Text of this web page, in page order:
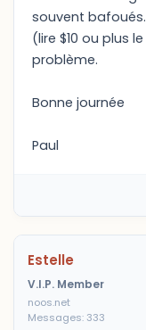
souvent
(lire $10 ou plus
problème.
Bonne journée
Paul
Estelle
V.I.P. Member
noos.net
Messages: 333